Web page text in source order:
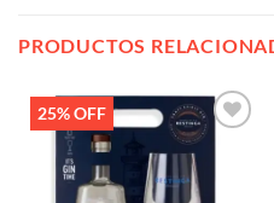
PRODUCTOS
25% OFF